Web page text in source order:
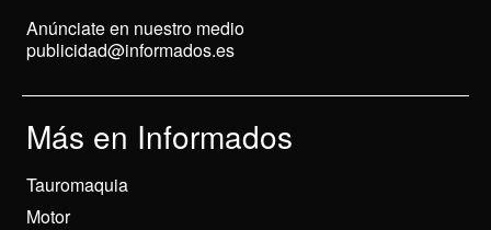
Anúnciate en nuestro medio
publicidad@informados.es
Más en Informados
Tauromaquia
Motor